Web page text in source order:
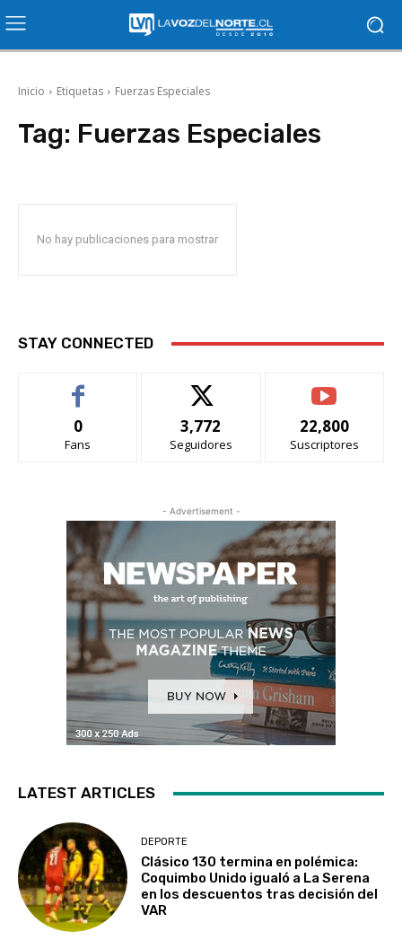
Inicio Etiquetas Fuerzas Especiales
Tag: Fuerzas Especiales
No hay publicaciones para mostrar
STAY CONNECTED
0
Fans
3,772
Seguidores
22,800
Suscriptores
- Advertisement -
LATEST ARTICLES
DEPORTE
Clásico 130 termina en polémica:
Coquimbo Unido igualó a La Serena
en los descuentos tras decisión del
VAR